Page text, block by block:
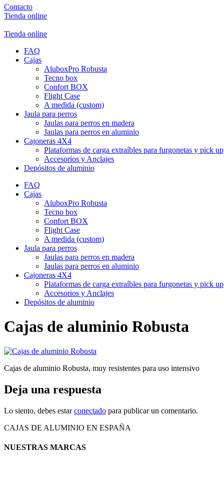
Contacto
Tienda online
Tienda online
FAQ
Cajas
AluboxPro Robusta
Tecno box
Confort BOX
Flight Case
A medida (custom)
Jaula para perros
Jaulas para perros en madera
Jaulas para perros en aluminio
Cajoneras 4X4
Plataformas de carga extraíbles para furgonetas y pick up
Accesorios y Anclajes
Depósitos de aluminio
FAQ
Cajas
AluboxPro Robusta
Tecno box
Confort BOX
Flight Case
A medida (custom)
Jaula para perros
Jaulas para perros en madera
Jaulas para perros en aluminio
Cajoneras 4X4
Plataformas de carga extraíbles para furgonetas y pick up
Accesorios y Anclajes
Depósitos de aluminio
Cajas de aluminio Robusta
Cajas de aluminio Robusta, muy resistentes para uso intensivo
Deja una respuesta
Lo siento, debes estarconectado para publicar un comentario.
CAJAS DE ALUMINIO EN ESPAÑA
NUESTRAS MARCAS